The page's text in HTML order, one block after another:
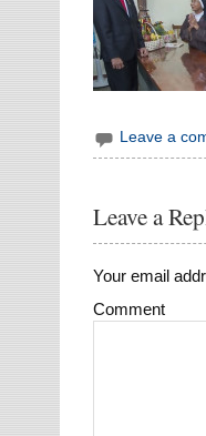
Leave a
Leave a
Your email
Comment